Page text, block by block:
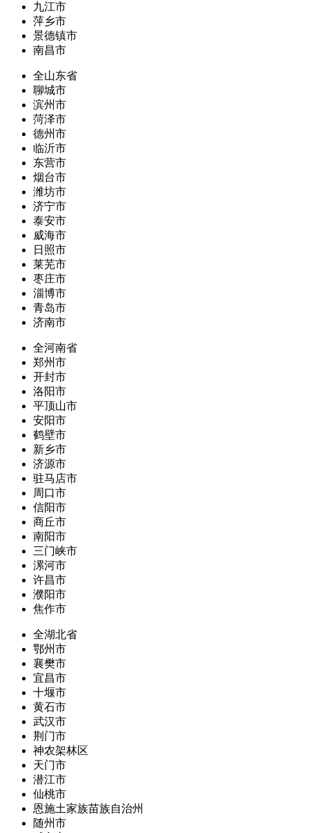
九江市
萍乡市
景德镇市
南昌市
全山东省
聊城市
滨州市
菏泽市
德州市
临沂市
东营市
烟台市
潍坊市
济宁市
泰安市
威海市
日照市
莱芜市
枣庄市
淄博市
青岛市
济南市
全河南省
郑州市
开封市
洛阳市
平顶山市
安阳市
鹤壁市
新乡市
济源市
驻马店市
周口市
信阳市
商丘市
南阳市
三门峡市
漯河市
许昌市
濮阳市
焦作市
全湖北省
鄂州市
襄樊市
宜昌市
十堰市
黄石市
武汉市
荆门市
神农架林区
天门市
潜江市
仙桃市
恩施土家族苗族自治州
随州市